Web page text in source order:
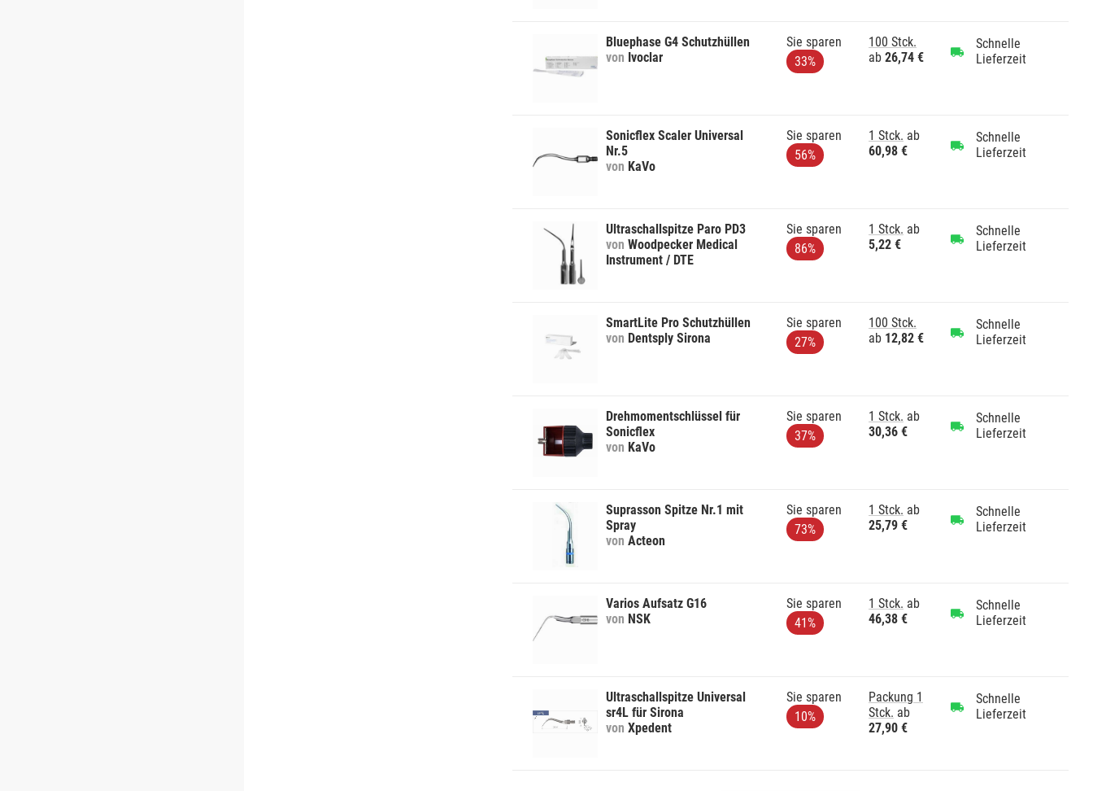
Bluephase G4 Schutzhüllen
von Ivoclar
Sie sparen
33%
100 Stck.
ab 26,74 €
Schnelle
Lieferzeit
Sonicflex Scaler Universal
Nr.5
von KaVo
Sie sparen
56%
1 Stck. ab
60,98 €
Schnelle
Lieferzeit
Ultraschallspitze Paro PD3
von Woodpecker Medical
Instrument / DTE
Sie sparen
86%
1 Stck. ab
5,22 €
Schnelle
Lieferzeit
SmartLite Pro Schutzhüllen
von Dentsply Sirona
Sie sparen
27%
100 Stck.
ab 12,82 €
Schnelle
Lieferzeit
Drehmomentschlüssel für
Sonicflex
von KaVo
Sie sparen
37%
1 Stck. ab
30,36 €
Schnelle
Lieferzeit
Suprasson Spitze Nr.1 mit
Spray
von Acteon
Sie sparen
73%
1 Stck. ab
25,79 €
Schnelle
Lieferzeit
Varios Aufsatz G16
von NSK
Sie sparen
41%
1 Stck. ab
46,38 €
Schnelle
Lieferzeit
Ultraschallspitze Universal
sr4L für Sirona
von Xpedent
Sie sparen
10%
Packung 1
Stck. ab
27,90 €
Schnelle
Lieferzeit